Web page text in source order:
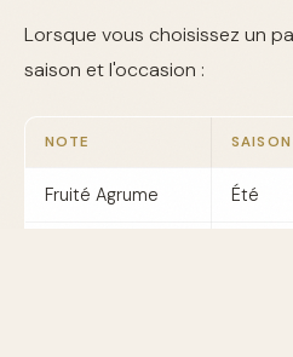
Lorsque vous choisissez un
saison et l'occasion :
NOTE SAISON
Fruité Agrume Été